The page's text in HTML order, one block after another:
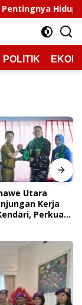
Polda
POLITIK
Utara
Kerja
Perkuat